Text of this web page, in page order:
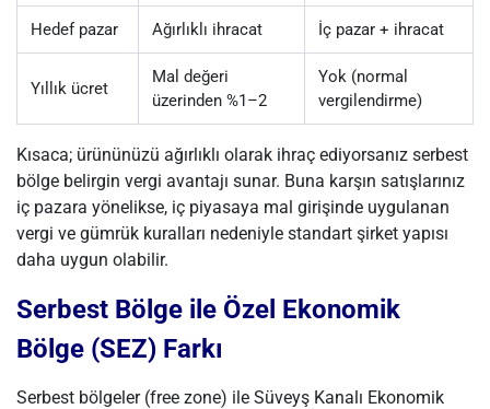
Hedef pazar Ağırlıklı ihracat İç pazar + ihracat
Yıllık ücret
Mal değeri
üzerinden %1–2
Yok (normal
vergilendirme)
Kısaca; ürününüzü ağırlıklı olarak ihraç ediyorsanız serbest
bölge belirgin vergi avantajı sunar. Buna karşın satışlarınız
iç pazara yönelikse, iç piyasaya mal girişinde uygulanan
vergi ve gümrük kuralları nedeniyle standart şirket yapısı
daha uygun olabilir.
Serbest Bölge ile Özel Ekonomik
Bölge (SEZ) Farkı
Serbest bölgeler (free zone) ile Süveyş Kanalı Ekonomik